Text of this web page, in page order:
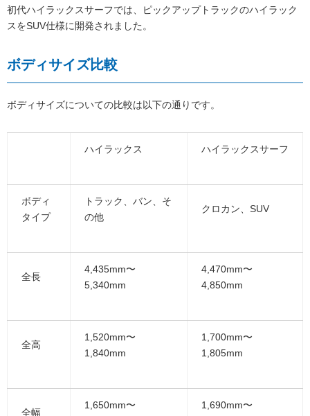
初代ハイラックスサーフでは、ピックアップトラックのハイラック
スをSUV仕様に開発されました。
ボディサイズ比較
ボディサイズについての比較は以下の通りです。
ハイラックス ハイラックスサーフ
ボディ
タイプ
トラック、バン、そ
の他
クロカン、SUV
全長
4,435mm〜
5,340mm
4,470mm〜
4,850mm
全高
1,520mm〜
1,840mm
1,700mm〜
1,805mm
全幅
1,650mm〜
1,690mm〜